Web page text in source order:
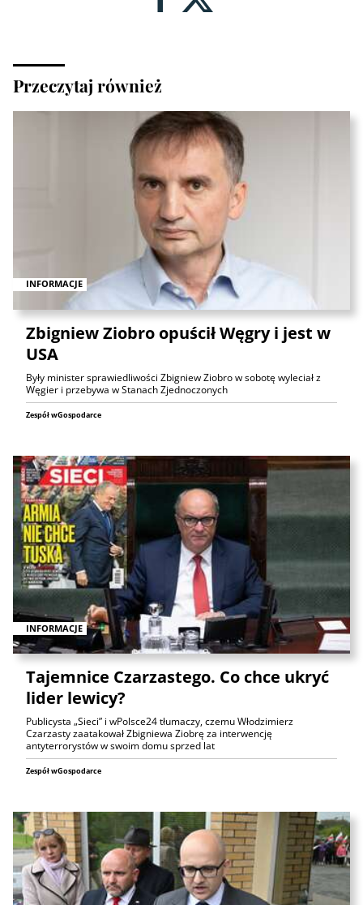
Przeczytaj również
INFORMACJE
Zbigniew Ziobro opuścił Węgry i jest w
USA
Były minister sprawiedliwości Zbigniew Ziobro w sobotę wyleciał z
Węgier i przebywa w Stanach Zjednoczonych
Zespół wGospodarce
INFORMACJE
Tajemnice Czarzastego. Co chce ukryć
lider lewicy?
Publicysta „Sieci” i wPolsce24 tłumaczy, czemu Włodzimierz
Czarzasty zaatakował Zbigniewa Ziobrę za interwencję
antyterrorystów w swoim domu sprzed lat
Zespół wGospodarce